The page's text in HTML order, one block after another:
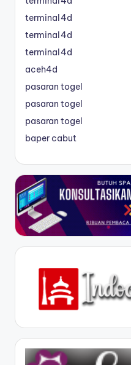
terminal4d
terminal4d
terminal4d
aceh4d
pasaran togel
pasaran togel
pasaran togel
baper cabut